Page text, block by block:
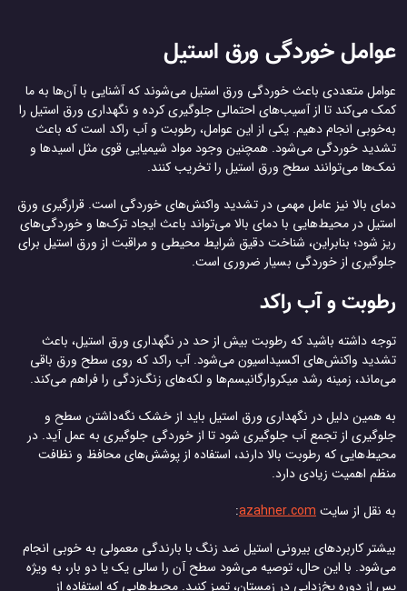
عوامل خوردگی ورق استیل
عوامل متعددی باعث خوردگی ورق استیل می‌شوند که آشنایی با آن‌ها به ما
کمک می‌کند تا از آسیب‌های احتمالی جلوگیری کرده و نگهداری ورق استیل را
به‌خوبی انجام دهیم. یکی از این عوامل، رطوبت و آب راکد است که باعث
تشدید خوردگی می‌شود. همچنین وجود مواد شیمیایی قوی مثل اسیدها و
نمک‌ها می‌توانند سطح ورق استیل را تخریب کنند.
دمای بالا نیز عامل مهمی در تشدید واکنش‌های خوردگی است. قرارگیری ورق
استیل در محیط‌هایی با دمای بالا می‌تواند باعث ایجاد ترک‌ها و خوردگی‌های
ریز شود؛ بنابراین، شناخت دقیق شرایط محیطی و مراقبت از ورق استیل برای
جلوگیری از خوردگی بسیار ضروری است.
رطوبت و آب راکد
توجه داشته باشید که رطوبت بیش از حد در نگهداری ورق استیل، باعث
تشدید واکنش‌های اکسیداسیون می‌شود. آب راکد که روی سطح ورق باقی
می‌ماند، زمینه رشد میکروارگانیسم‌ها و لکه‌های زنگ‌زدگی را فراهم می‌کند.
به همین دلیل در نگهداری ورق استیل باید از خشک نگه‌داشتن سطح و
جلوگیری از تجمع آب جلوگیری شود تا از خوردگی جلوگیری به عمل آید. در
محیط‌هایی که رطوبت بالا دارند، استفاده از پوشش‌های محافظ و نظافت
منظم اهمیت زیادی دارد.
به نقل از سایتazahner.com
:
بیشتر کاربردهای بیرونی استیل ضد زنگ با بارندگی معمولی به خوبی انجام
می‌شود. با این حال، توصیه می‌شود سطح آن را سالی یک یا دو بار، به ویژه
پس از دوره یخ‌زدایی در زمستان، تمیز کنید. محیط‌هایی که استفاده از